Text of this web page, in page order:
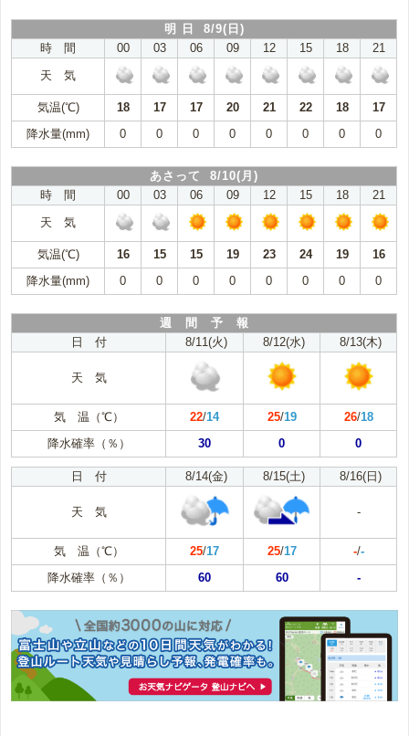
明 日 8/9(日)
時 間
00 03 06 09 12 15 18
21
天 気
気温(℃) 18 17 17 20 21 22 18
17
降水量(mm)
0 0 0 0 0 0 0 0
あさって 8/10(月)
時 間
00 03 06 09 12 15 18
21
天 気
気温(℃) 16 15 15 19 23 24 19
16
降水量(mm)
0 0 0 0 0 0 0 0
週 間 予 報
日 付
8/11(火) 8/12(水) 8/13(木)
天 気
気 温（℃） 22/14 25/19 26/18
降水確率（％）
30 0 0
日 付 8/14(金) 8/15(土) 8/16(日)
天 気 -
気 温（℃） 25/17 25/17 -/-
降水確率（％）
60 60 -